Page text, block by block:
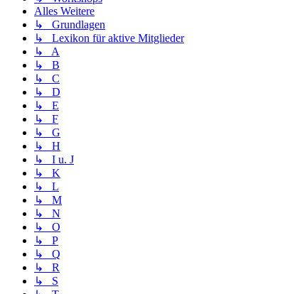
Alles Weitere
↳ Grundlagen
↳ Lexikon für aktive Mitglieder
↳ A
↳ B
↳ C
↳ D
↳ E
↳ F
↳ G
↳ H
↳ I u. J
↳ K
↳ L
↳ M
↳ N
↳ O
↳ P
↳ Q
↳ R
↳ S